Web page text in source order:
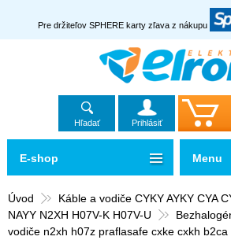
Pre držiteľov SPHERE karty zľava z nákupu
Hľadať Prihlásiť
Úvod
Káble a vodiče CYKY AYKY CYA
NAYY N2XH H07V-K H07V-U
vodiče n2xh h07z praflasafe cxke cxkh b2ca
E-shop Menu